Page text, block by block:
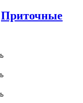
Приточные